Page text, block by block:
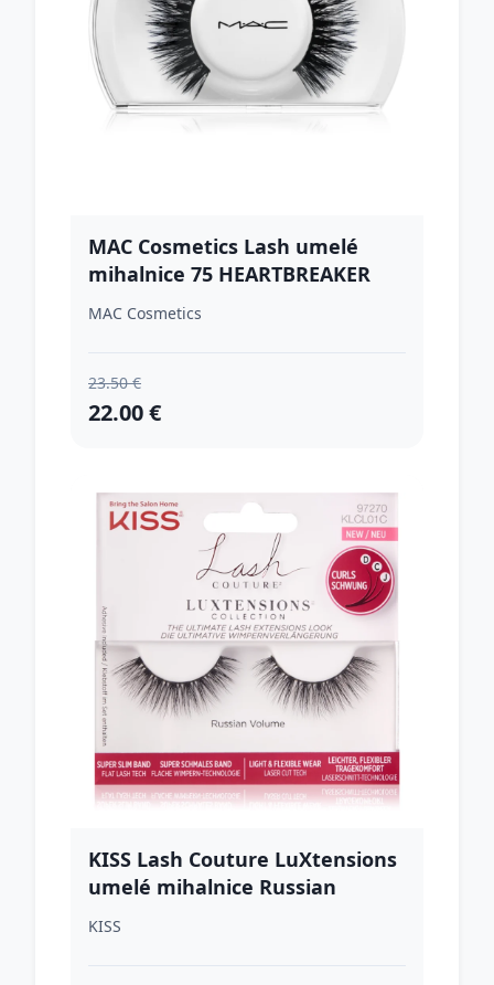
MAC Cosmetics Lash umelé
mihalnice 75 HEARTBREAKER
LASHES 1 ks
MAC Cosmetics
23.50 €
22.00 €
KISS Lash Couture LuXtensions
umelé mihalnice Russian
Volume 1 pár
KISS